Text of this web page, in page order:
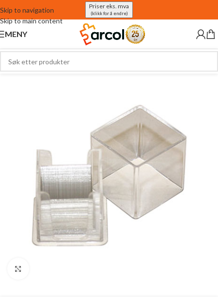
Skip to navigation
Skip to main content
Priser eks. mva
(klikk for å endre)
MENY